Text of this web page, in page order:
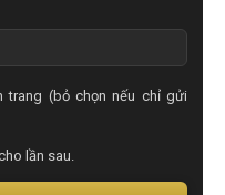
(bỏ chọn nếu chỉ gửi
lần sau.